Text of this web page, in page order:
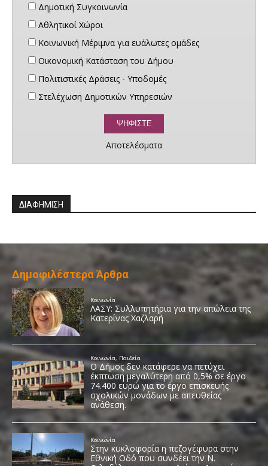
Δημοτική Συγκοινωνία
Αθλητικοί Χώροι
Κοινωνική Μέριμνα για ευάλωτες ομάδες
Οικονομική Κατάσταση του Δήμου
Πολιτιστικές Δράσεις - Υποδομές
Στελέχωση Δημοτικών Υπηρεσιών
Αποτελέσματα
ΔΙΑΦΗΜΙΣΗ
Δημοφιλέστερα Άρθρα